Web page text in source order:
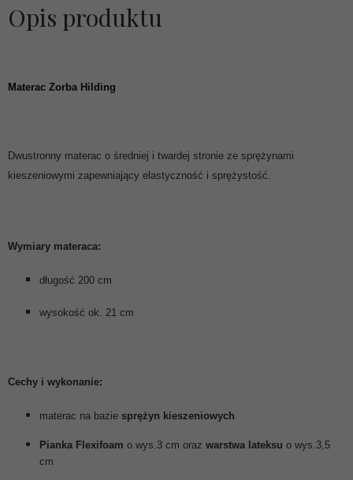
Opis produktu
Materac Zorba Hilding
Dwustronny materac o średniej i twardej stronie ze sprężynami
kieszeniowymi zapewniający elastyczność i sprężystość.
Wymiary materaca:
długość 200 cm
wysokość ok. 21 cm
Cechy i wykonanie:
materac na bazie sprężyn kieszeniowych
Pianka Flexifoam o wys.3 cm oraz warstwa lateksu o wys.3,5
cm